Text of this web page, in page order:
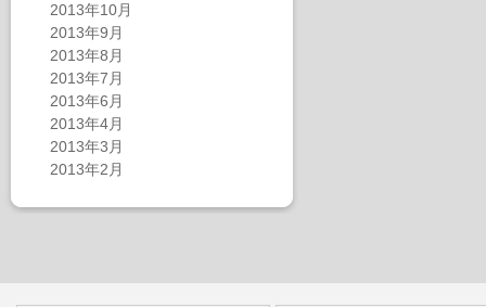
2013年10月
2013年9月
2013年8月
2013年7月
2013年6月
2013年4月
2013年3月
2013年2月